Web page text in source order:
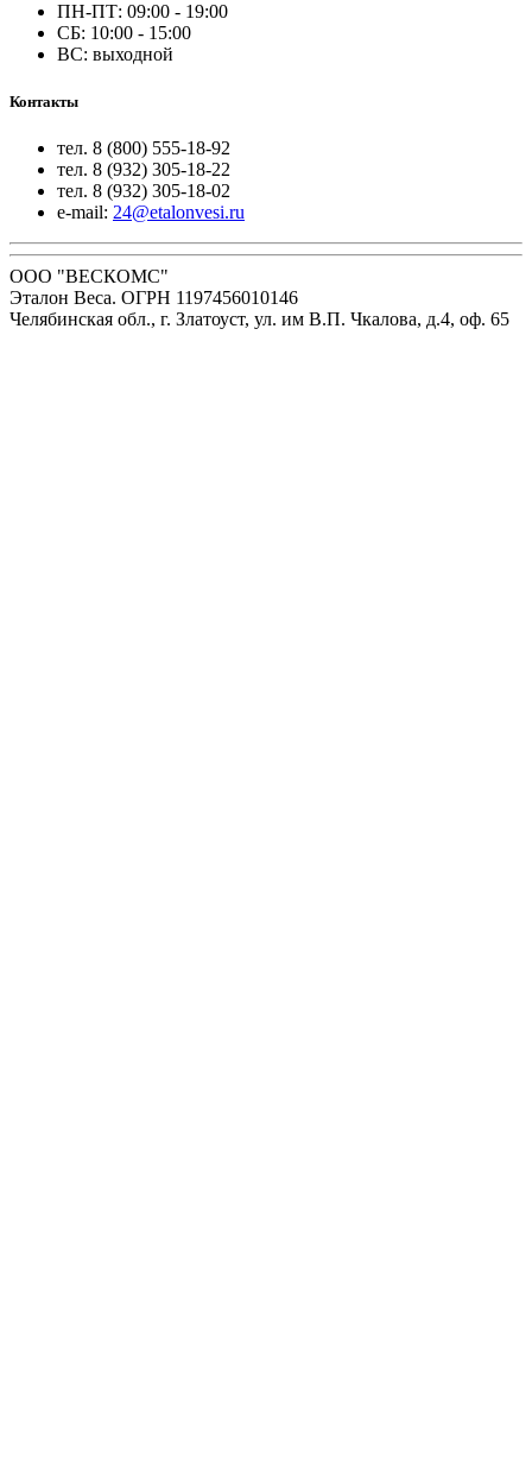
ПН-ПТ: 09:00 - 19:00
СБ: 10:00 - 15:00
ВС: выходной
Контакты
тел. 8 (800) 555-18-92
тел. 8 (932) 305-18-22
тел. 8 (932) 305-18-02
e-mail: 24@etalonvesi.ru
ООО "ВЕСКОМС"
Эталон Веса. ОГРН 1197456010146
Челябинская обл., г. Златоуст, ул. им В.П. Чкалова, д.4, оф. 65